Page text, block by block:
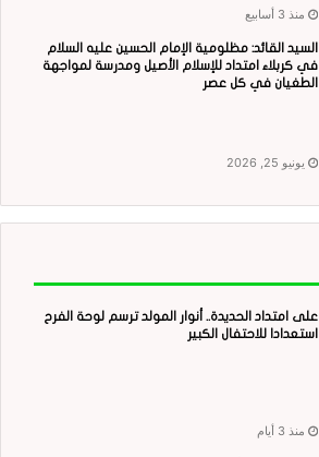
منذ 3 أسابيع
السيد القائد: مظلومية الإمام الحسين عليه السلام
في كربلاء امتداد للإسلام الأصيل ومدرسة لمواجهة
الطغيان في كل عصر
يونيو 25, 2026
على امتداد الحديدة.. أنوار المولد ترسم لوحة الفرح
استعدادا للاحتفال الكبير
منذ 3 أيام